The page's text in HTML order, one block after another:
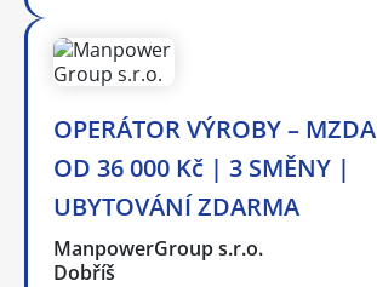
OPERÁTOR VÝROBY – MZDA
OD 36 000 Kč | 3 SMĚNY |
UBYTOVÁNÍ ZDARMA
ManpowerGroup s.r.o.
Dobříš